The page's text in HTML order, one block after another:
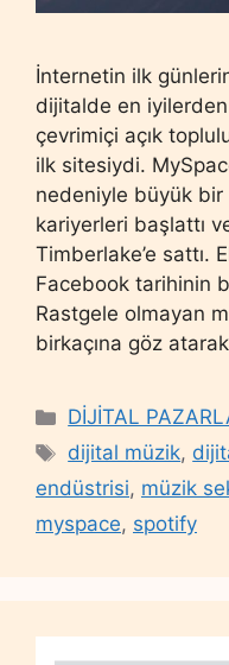
İnternetin ilk
dijitalde en
çevrimiçi açık
ilk sitesiydi.
nedeniyle büyük bir
kariyerleri başlattı
Timberlake’e sattı.
Facebook tarihinin
Rastgele olmayan
birkaçına göz
Categories
DİJİTAL
Tags
dijital müzik,
endüstrisi, müzik
myspace, spotify